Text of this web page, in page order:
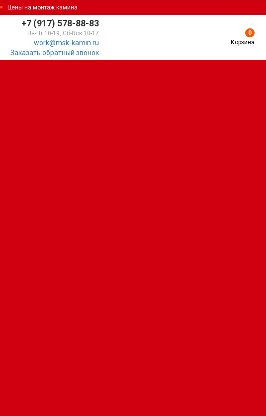
Цены на монтаж камина
+7 (917) 578-88-83
Пн-Пт 10-19, Сб-Вск 10-17
work@msk-kamin.ru
Заказать обратный звонок
0
Корзина